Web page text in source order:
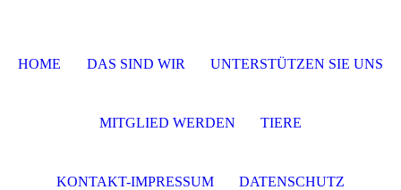
HOME DAS SIND WIR UNTERSTÜTZEN SIE UNS
MITGLIED WERDEN TIERE
KONTAKT-IMPRESSUM DATENSCHUTZ